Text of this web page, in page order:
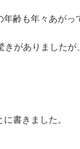
齢も年々あがっ
がありました
書きました。